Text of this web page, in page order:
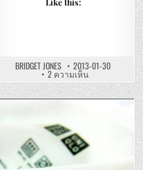
BRIDGET JONES 2013-01-30
2 ความเห็นบน
UNIQLO
–
WOMEN
–
กางเกง